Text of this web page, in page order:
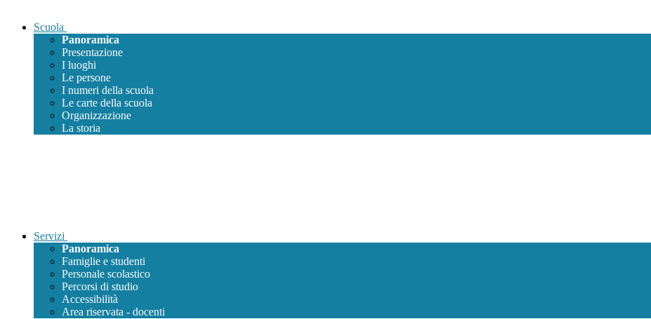
Scuola
Panoramica
Presentazione
I luoghi
Le persone
I numeri della scuola
Le carte della scuola
Organizzazione
La storia
Servizi
Panoramica
Famiglie e studenti
Personale scolastico
Percorsi di studio
Accessibilità
Area riservata - docenti